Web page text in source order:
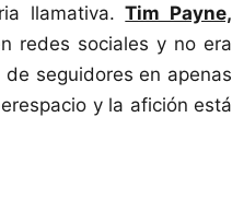
llamativa.Tim Payne,
redes sociales y no era
seguidores en apenas
y la afición está